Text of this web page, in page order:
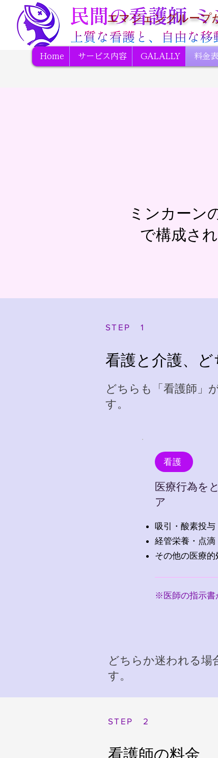
エマジェングループ
Home サービス内容 GALALLY 料金表
ミンカーン
で構成さ
STEP 1
看護と介護、
どちらも「看護師」
す。
看護
医療行為を
ア
吸引・酸素投与
経管栄養・点滴
その他の医療的
※医師の指示書
どちらか迷われる場
す。
STEP 2